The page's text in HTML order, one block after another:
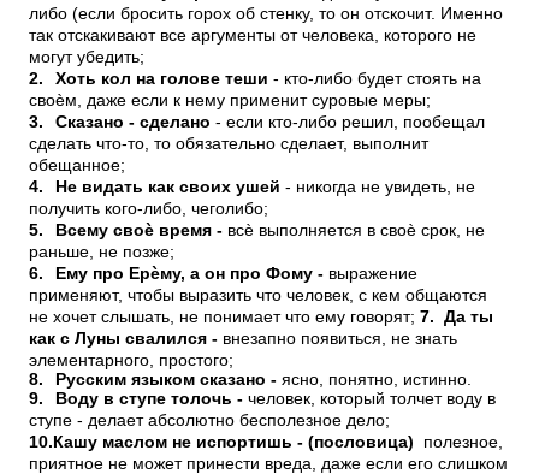
либо (если бросить горох об стенку, то он отскочит. Именно
так отскакивают все аргументы от человека, которого не
могут убедить;
2.
Хоть кол на голове теши - кто-либо будет стоять на
своѐм, даже если к нему применит суровые меры;
3.
Сказано - сделано - если кто-либо решил, пообещал
сделать что-то, то обязательно сделает, выполнит
обещанное;
4.
Не видать как своих ушей - никогда не увидеть, не
получить кого-либо, чеголибо;
5.
Всему своѐ время - всѐ выполняется в своѐ срок, не
раньше, не позже;
6.
Ему про Ерѐму, а он про Фому - выражение
применяют, чтобы выразить что человек, с кем общаются
не хочет слышать, не понимает что ему говорят; 7. Да ты
как с Луны свалился - внезапно появиться, не знать
элементарного, простого;
8.
Русским языком сказано - ясно, понятно, истинно.
9.
Воду в ступе толочь - человек, который толчет воду в
ступе - делает абсолютно бесполезное дело;
10.Кашу маслом не испортишь - (пословица) полезное,
приятное не может принести вреда, даже если его слишком